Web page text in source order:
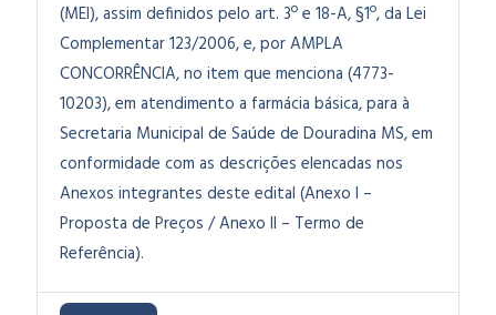
(MEI), assim definidos pelo art. 3º e 18-A, §1º, da Lei
Complementar 123/2006, e, por AMPLA
CONCORRÊNCIA, no item que menciona (4773-
10203), em atendimento a farmácia básica, para à
Secretaria Municipal de Saúde de Douradina MS, em
conformidade com as descrições elencadas nos
Anexos integrantes deste edital (Anexo I –
Proposta de Preços / Anexo II – Termo de
Referência).